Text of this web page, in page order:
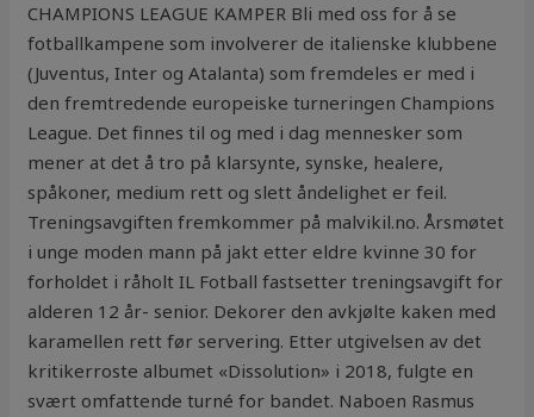
CHAMPIONS LEAGUE KAMPER Bli med oss for å se
fotballkampene som involverer de italienske klubbene
(Juventus, Inter og Atalanta) som fremdeles er med i
den fremtredende europeiske turneringen Champions
League. Det finnes til og med i dag mennesker som
mener at det å tro på klarsynte, synske, healere,
spåkoner, medium rett og slett åndelighet er feil.
Treningsavgiften fremkommer på malvikil.no. Årsmøtet
i unge moden mann på jakt etter eldre kvinne 30 for
forholdet i råholt IL Fotball fastsetter treningsavgift for
alderen 12 år- senior. Dekorer den avkjølte kaken med
karamellen rett før servering. Etter utgivelsen av det
kritikerroste albumet «Dissolution» i 2018, fulgte en
svært omfattende turné for bandet. Naboen Rasmus